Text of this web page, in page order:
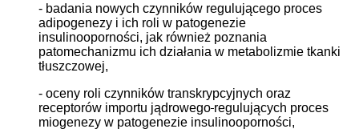
- badania nowych czynników regulującego proces
adipogenezy i ich roli w patogenezie
insulinooporności, jak również poznania
patomechanizmu ich działania w metabolizmie tkanki
tłuszczowej,
- oceny roli czynników transkrypcyjnych oraz
receptorów importu jądrowego regulujących proces
miogenezy w patogenezie insulinooporności,